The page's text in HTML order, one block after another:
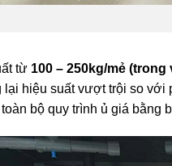
từ 100 – 250kg/mẻ (trong
lại hiệu suất vượt trội so với
bộ quy trình ủ giá bằng